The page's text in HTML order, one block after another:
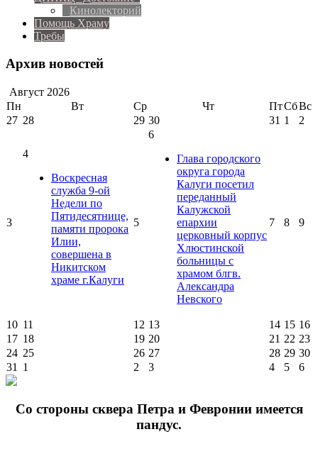
Кинолекторий
Помощь Храму
Требы
Архив новостей
Август 2026
Пн
Вт Ср Чт ПтСбВс
27 28 29 30 31 1 2
3
4
Воскресная
служба 9-ой
Недели по
Пятидесятнице,
памяти пророка
Илии,
совершена в
Никитском
храме г.Калуги
5
6
Глава городского
округа города
Калуги посетил
переданный
Калужской
епархии
церковный корпус
Хлюстинской
больницы с
храмом блгв.
Александра
Невского
7 8 9
10 11 12 13 14 15 16
17 18 19 20 21 22 23
24 25 26 27 28 29 30
31
1 2 3 4 5 6
Cо стороны сквера Петра и Февронии имеется
пандус.